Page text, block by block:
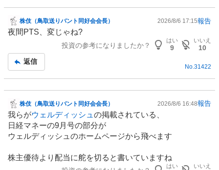
掲
示
事
株伎（鳥取送りバント同好会会長） 2026/8/6 17:15報告
夜間PTS、変じゃね?
投資の参考になりましたか？
はい
9
いいえ
10
返信
No. 31422
掲
示
板
記
株伎（鳥取送りバント同好会会長） 2026/8/6 16:48報告
我らがウェルディッシュ の掲載されている、
日経マネーの9月号の部分が
ウェルディッシュのホームページから飛べます
株主優待より配当に舵を切ると書いていますね
はい いいえ